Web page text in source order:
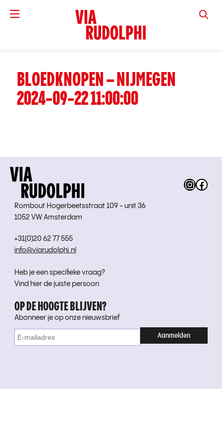
VIA
BLOEDKNOPEN – NIJMEGEN
2024-09-22 11:00:00
Rombout Hogerbeetsstraat 109 - unit 36
1052 VW Amsterdam
+31(0)20 62 77 555
info@viarudolphi.nl
Heb je een specifieke vraag?
Vind hier de juiste persoon
OP DE HOOGTE BLIJVEN?
Abonneer je op onze nieuwsbrief